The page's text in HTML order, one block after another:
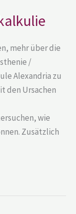
mehr über die
/
Alexandria zu
den Ursachen
wie
Zusätzlich